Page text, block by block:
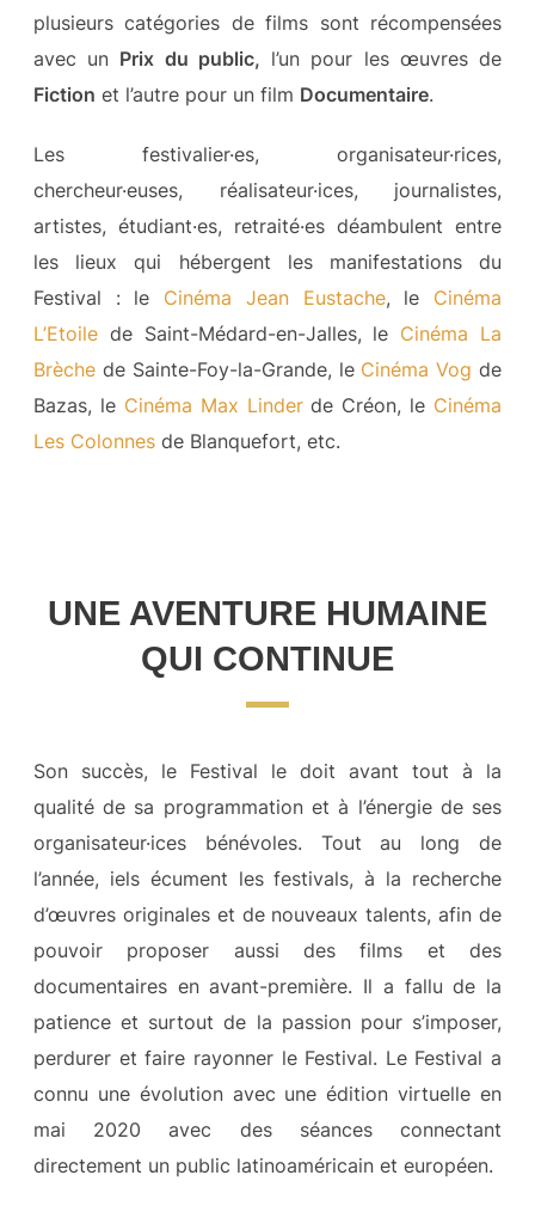
plusieurs catégories de films sont récompensées
avec un Prix du public, l’un pour les œuvres de
Fiction et l’autre pour un film Documentaire.
Les festivalier·es, organisateur·rices,
chercheur·euses, réalisateur·ices, journalistes,
artistes, étudiant·es, retraité·es déambulent entre
les lieux qui hébergent les manifestations du
Festival : le Cinéma Jean Eustache, le Cinéma
L’Etoile de Saint-Médard-en-Jalles, le Cinéma La
Brèchede Sainte-Foy-la-Grande, le Cinéma Vog de
Bazas, le Cinéma Max Linderde Créon, le Cinéma
Les Colonnesde Blanquefort, etc.
UNE AVENTURE HUMAINE
QUI CONTINUE
Son succès, le Festival le doit avant tout à la
qualité de sa programmation et à l’énergie de ses
organisateur·ices bénévoles. Tout au long de
l’année, iels écument les festivals, à la recherche
d’œuvres originales et de nouveaux talents, afin de
pouvoir proposer aussi des films et des
documentaires en avant-première. Il a fallu de la
patience et surtout de la passion pour s’imposer,
perdurer et faire rayonner le Festival. Le Festival a
connu une évolution avec une édition virtuelle en
mai 2020 avec des séances connectant
directement un public latinoaméricain et européen.